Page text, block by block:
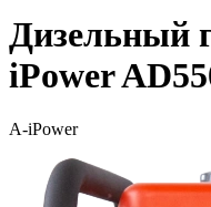
Дизельный
iPower
A-iPower